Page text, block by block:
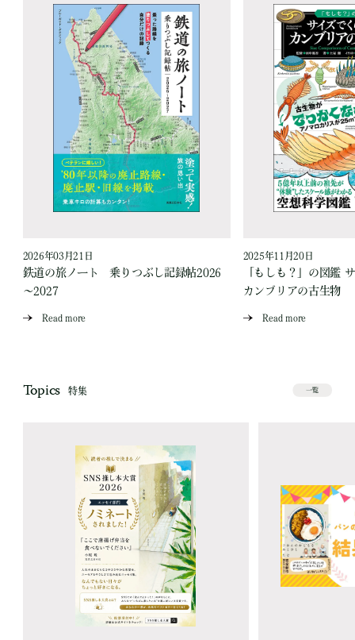
2026年03月21日
鉄道の旅ノート 乗りつぶし記録帖2026
～2027
Read more
2025年11月20日
「もしも？」の図鑑
カンブリアの古生物
Read more
Topics 特集 一覧